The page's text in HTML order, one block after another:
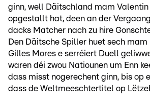
ginn, well Däitschland mam
opgestallt hat, deen an der
dacks Matcher nach zu hire
Den Däitsche Spiller huet sech
Gilles Mores e serréiert Duell
waren déi zwou Natiounen um Enn
dass misst nogerechent ginn, bis op
dass de Weltmeeschtertitel op